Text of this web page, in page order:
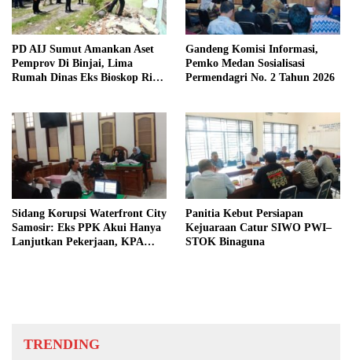
PD AIJ Sumut Amankan Aset
Pemprov Di Binjai, Lima
Rumah Dinas Eks Bioskop Ria
Gandeng Komisi Informasi,
Pemko Medan Sosialisasi
Permendagri No. 2 Tahun 2026
Sidang Korupsi Waterfront City
Samosir: Eks PPK Akui Hanya
Lanjutkan Pekerjaan, KPA
Panitia Kebut Persiapan
Kejuaraan Catur SIWO PWI–
STOK Binaguna
TRENDING